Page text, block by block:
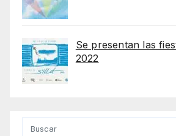
Se presentan las
2022